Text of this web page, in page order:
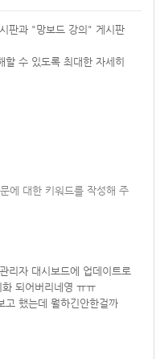
판과 "망보드 강의" 게시판
할 수 있도록 최대한 자세히
에 대한 키워드를 작성해 주
리자 대시보드에 업데이트로
되어버리네영 ㅠㅠ
고 했는데 뭘하긴안한걸까